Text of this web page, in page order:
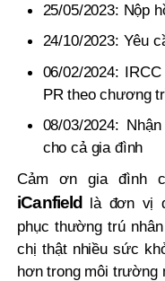
⁠25/05/2023: Nộp
⁠24/10/2023: Yêu
⁠06/02/2024:
PR theo chương
⁠08/03/2024:
cho cả gia đình
Cảm ơn gia đình
iCanfield là đơn vị
phục thường trú
chị thật nhiều sức
hơn trong môi trường